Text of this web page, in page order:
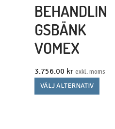
BEHANDLIN
GSBÄNK
VOMEX
3.756.00 kr exkl. moms
VÄLJ ALTERNATIV
här